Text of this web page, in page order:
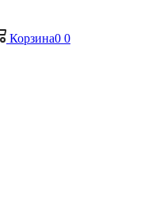
Корзина0 0